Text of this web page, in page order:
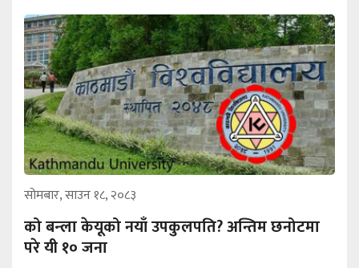
सोमबार, साउन १८, २०८३
को बन्ला केयूको नयाँ उपकुलपति? अन्तिम छनोटमा
परे यी १० जना